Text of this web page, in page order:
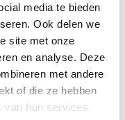
media te bieden
Ook delen we
site met onze
en analyse. Deze
met andere
of die ze hebben
van hun services.
tijd bezig met
uw MazdaCX-6e.
een gratis
weg op kunt. Voor
u enkel de